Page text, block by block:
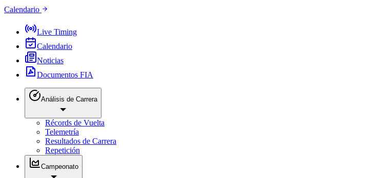
Calendario
Live Timing
Calendario
Noticias
Documentos FIA
Análisis de Carrera
Récords de Vuelta
Telemetría
Resultados de Carrera
Repetición
Campeonato